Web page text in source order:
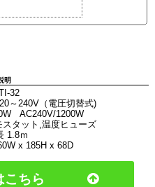
明
32
～240V（電圧切替式)
AC240V/1200W
タット,温度ヒューズ
1.8ｍ
x 185H x 68D
こちら